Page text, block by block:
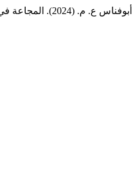
أبوفناس ع. م. (2024). المجاعة في إيالة طرابلس الغرب (1783-1786م).